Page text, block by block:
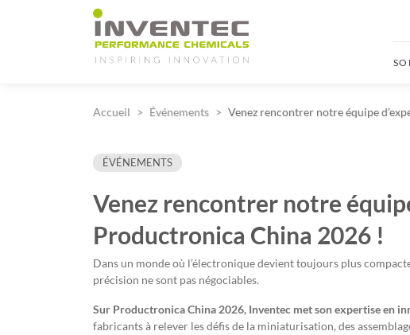
Main Navigation
Accueil Événements Venez rencontrer notre équipe
ÉVÉNEMENTS
Venez rencontrer notre
Productronica China 2026 !
Dans un monde où l’électronique devient toujours plus
précision ne sont pas négociables.
Sur Productronica China 2026, Inventec met son expertise en
fabricants à relever les défis de la miniaturisation, des